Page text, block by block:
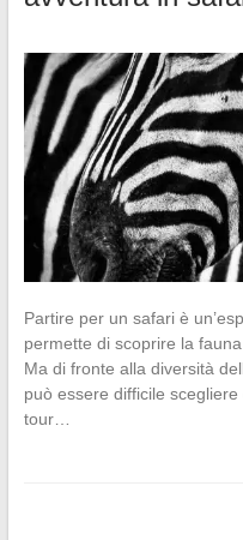
Partire per un safari è
permette di scoprire la
Ma di fronte alla diversità
può essere difficile
tour…